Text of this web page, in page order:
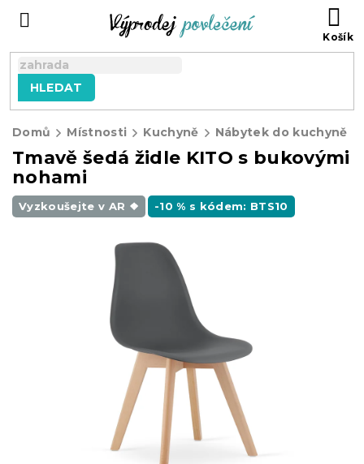
HLEDAT
Domů Místnosti Kuchyně Nábytek do kuchyně
Tmavě šedá židle KITO s bukovými
nohami
Vyzkoušejte v AR ❖ -10 % s kódem: BTS10